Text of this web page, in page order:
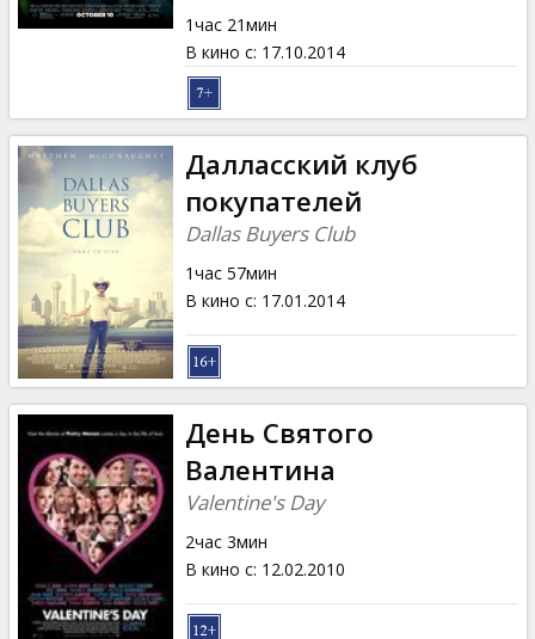
1час 21мин
В кино с: 17.10.2014
Далласский клуб
покупателей
Dallas Buyers Club
1час 57мин
В кино с: 17.01.2014
День Святого
Валентина
Valentine's Day
2час 3мин
В кино с: 12.02.2010